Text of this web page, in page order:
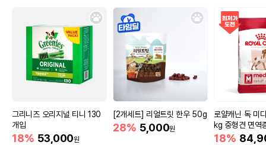
그리니즈 오리지널 티니 130
개입
18% 53,000원
[2개세트] 리얼트릿 한우 50g
28% 5,000원
로얄캐닌 독 미
kg 중형견 면역
18%